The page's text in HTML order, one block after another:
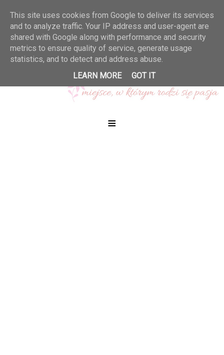
≡
This site uses cookies from Google to deliver its services
and to analyze traffic. Your IP address and user-agent are
shared with Google along with performance and security
metrics to ensure quality of service, generate usage
statistics, and to detect and address abuse.
LEARN MORE
GOT IT